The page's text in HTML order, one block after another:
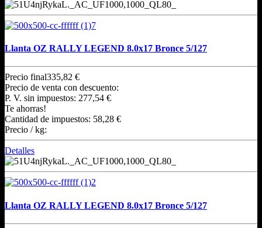
Llanta OZ RALLY LEGEND 8.0x17 Bronce 5/127
Precio final335,82 €
Precio de venta con descuento:
P. V. sin impuestos: 277,54 €
Te ahorras!
Cantidad de impuestos: 58,28 €
Precio / kg:
Detalles
Llanta OZ RALLY LEGEND 8.0x17 Bronce 5/127